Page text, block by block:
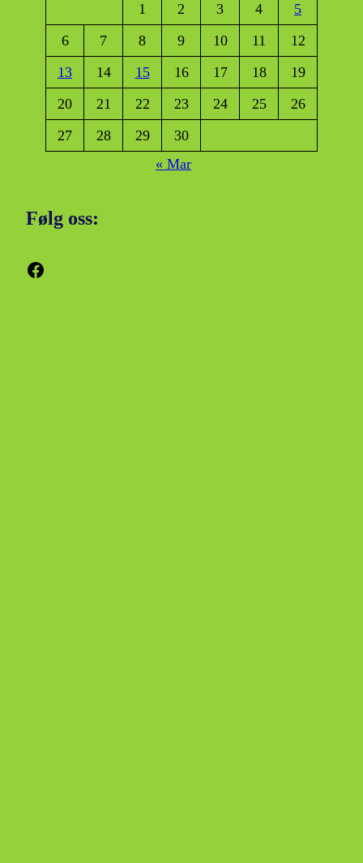
1
2 3 4
5
6
7 8 9 10 11
12
13
14 15 16 17 18
19
20
21 22 23 24 25
26
27
28 29
30
« Mar
Følg oss:
Facebook